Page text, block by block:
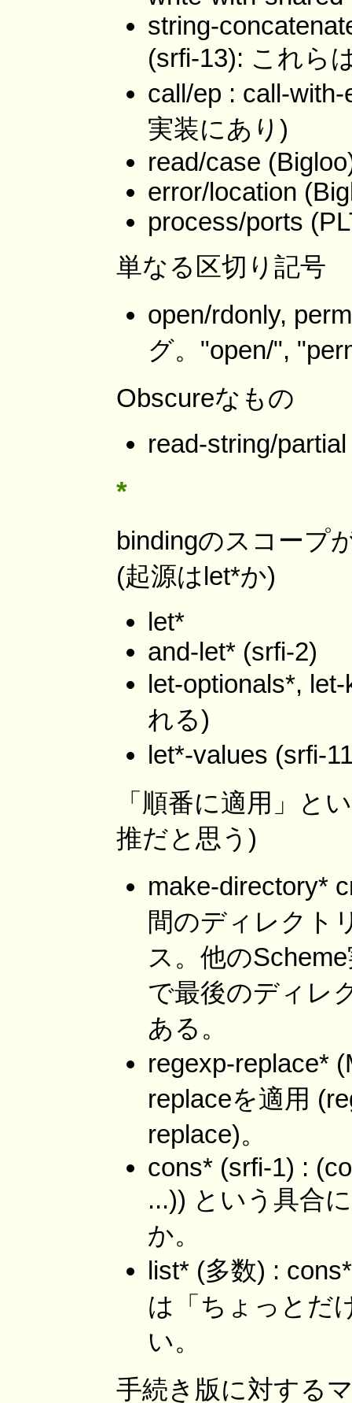
string-
(srfi-13): これら
call/ep : call-
実装にあり)
read/case
error/location
process/ports
単なる区切り記号
open/rdonly,
グ。"open/",
Obscureなもの
read-string/
*
bindingのスコープ
(起源はlet*か)
let*
and-let* (srfi-2)
let-optionals*,
れる)
let*-values (srfi-
「順番に適用」と
推だと思う)
make-directory*
間のディレクト
ス。他の
で最後のディレ
ある。
regexp-replace*
replaceを適用
replace)。
cons* (srfi-1) :
...)) という具合
か。
list* (多数) :
は「ちょっとだ
い。
手続き版に対する